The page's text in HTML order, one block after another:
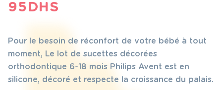
95DHS
Pour le besoin de réconfort de votre bébé à tout
moment, Le lot de sucettes décorées
orthodontique 6-18 mois Philips Avent est en
silicone, décoré et respecte la croissance du palais.